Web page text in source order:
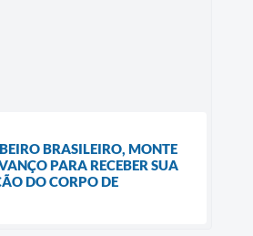
BRASILEIRO, MONTE
PARA RECEBER SUA
DO CORPO DE